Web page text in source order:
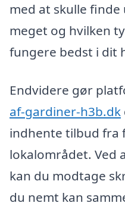
med at skulle
meget og hvilken
fungere bedst i dit
Endvidere gør
af-gardiner-h3b.dk
indhente tilbud fra
lokalområdet. Ved
kan du modtage
du nemt kan